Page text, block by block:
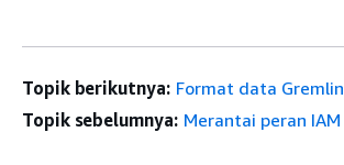
Topik berikutnya: Format data Gremlin
Topik sebelumnya: Merantai peran IAM